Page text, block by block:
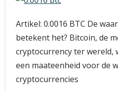
Artikel: 0.0016 BTC De
betekent het? Bitcoin, de
cryptocurrency ter wereld,
een maateenheid voor de
cryptocurrencies